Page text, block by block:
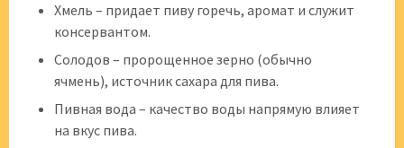
Хмель – придает пиву горечь, аромат и служит
консервантом.
Солодов – пророщенное зерно (обычно
ячмень), источник сахара для пива.
Пивная вода – качество воды напрямую влияет
на вкус пива.